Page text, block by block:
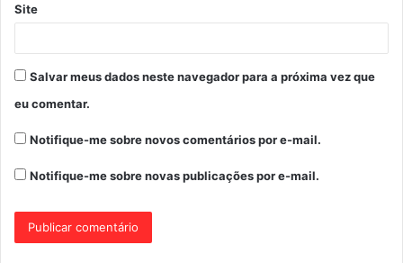
Site
Salvar meus dados neste navegador para a próxima vez que
eu comentar.
Notifique-me sobre novos comentários por e-mail.
Notifique-me sobre novas publicações por e-mail.